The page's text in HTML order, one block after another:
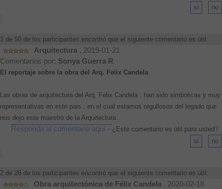
3 de 50 de los participantes encontró que el siguiente comentario es útil:
Arquitectura , 2019-01-21
Comentarios por: Sonya Guerra R
El reportaje sobre la obra del Arq. Felix Candela
Las obras de arquitectura del Arq. Felix Candela , han sido simbolicas y muy
representativas en este pais , en el cual estamos orgullosos del legado que
nos dejo este maestro de la Arquitectura .
Responda al comentario aquí - ¿Este comentario es útil para usted?
2 de 28 de los participantes encontró que el siguiente comentario es útil:
Obra arquitectónica de Félix Candela , 2020-02-18